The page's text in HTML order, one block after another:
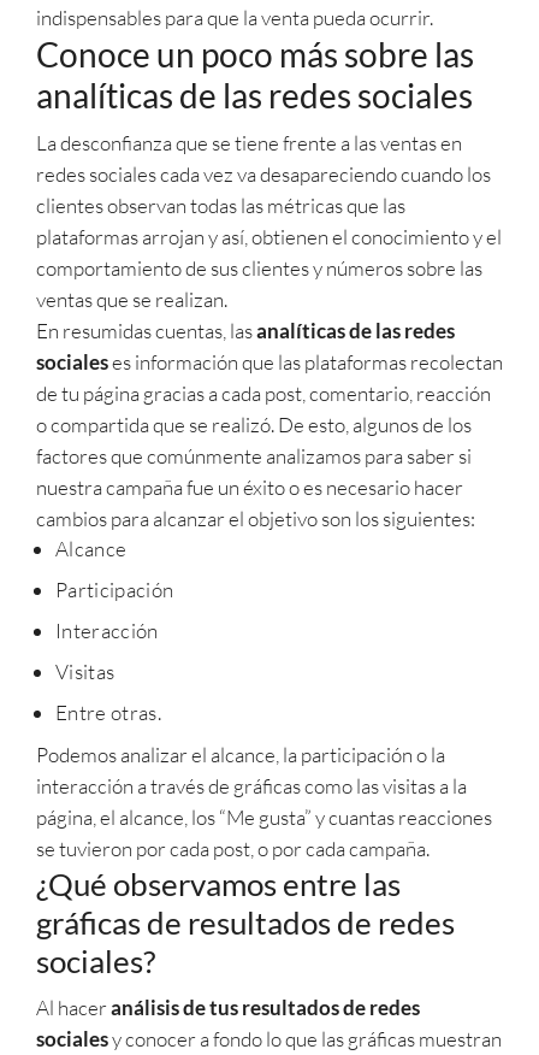
indispensables para que la venta pueda ocurrir.
Conoce un poco más sobre las
analíticas de las redes sociales
La desconfianza que se tiene frente a las ventas en
redes sociales cada vez va desapareciendo cuando los
clientes observan todas las métricas que las
plataformas arrojan y así, obtienen el conocimiento y el
comportamiento de sus clientes y números sobre las
ventas que se realizan.
En resumidas cuentas, lasanalíticas de las redes
socialeses información que las plataformas recolectan
de tu página gracias a cada post, comentario, reacción
o compartida que se realizó. De esto, algunos de los
factores que comúnmente analizamos para saber si
nuestra campaña fue un éxito o es necesario hacer
cambios para alcanzar el objetivo son los siguientes:
Alcance
Participación
Interacción
Visitas
Entre otras.
Podemos analizar el alcance, la participación o la
interacción a través de gráficas como las visitas a la
página, el alcance, los “Me gusta” y cuantas reacciones
se tuvieron por cada post, o por cada campaña.
¿Qué observamos entre las
gráficas de resultados de redes
sociales?
Al haceranálisis de tus resultados de redes
socialesy conocer a fondo lo que las gráficas muestran